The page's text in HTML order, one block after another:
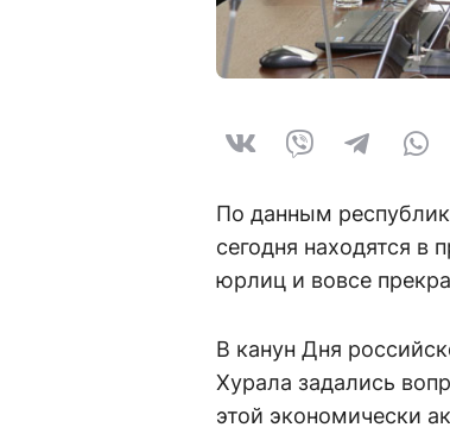
По данным
сегодня находятся в
юрлиц и вовсе
В канун Дня
Хурала задались
этой экономически